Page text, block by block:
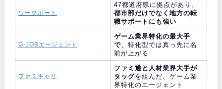
ワークポート
47都道府県に拠点があり、
都市部だけでなく地方の転
職サポートにも強い
G-JOBエージェント
ゲーム業界特化の最大手
で、特化型では真っ先に名
前が上がる
ファミキャリ
ファミ通と人材業界大手が
タッグを組んだ、ゲーム業
界特化のエージェント